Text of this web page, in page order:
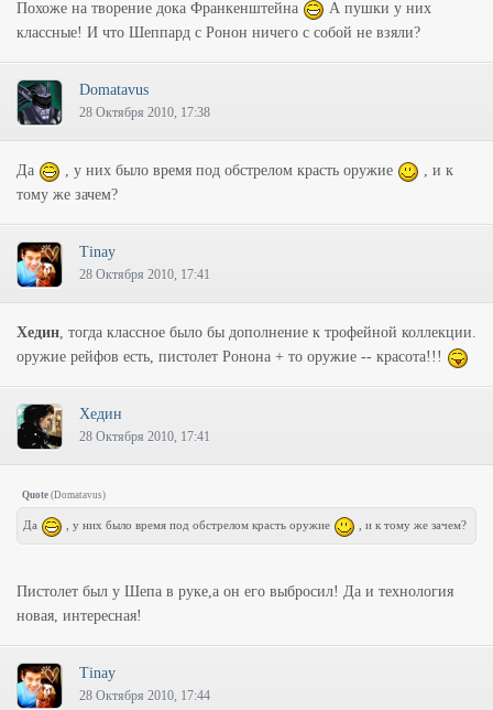
Похоже на творение дока Франкенштейна
А пушки у них
классные! И что Шеппард с Ронон ничего с собой не взяли?
Domatavus
28 Октября 2010, 17:38
Да , у них было время под обстрелом красть оружие
, и к
тому же зачем?
Tinay
28 Октября 2010, 17:41
Хедин, тогда классное было бы дополнение к трофейной коллекции.
оружие рейфов есть, пистолет Ронона + то оружие -- красота!!!
Хедин
28 Октября 2010, 17:41
Quote (Domatavus)
Да , у них было время под обстрелом красть оружие , и к тому же зачем?
Пистолет был у Шепа в руке,а он его выбросил! Да и технология
новая, интересная!
Tinay
28 Октября 2010, 17:44